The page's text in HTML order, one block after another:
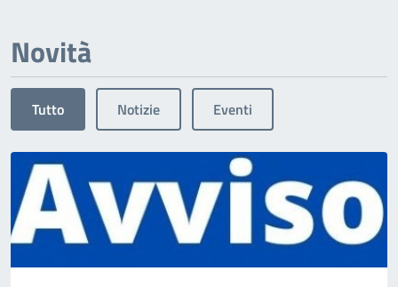
Novità
Tutto Notizie Eventi